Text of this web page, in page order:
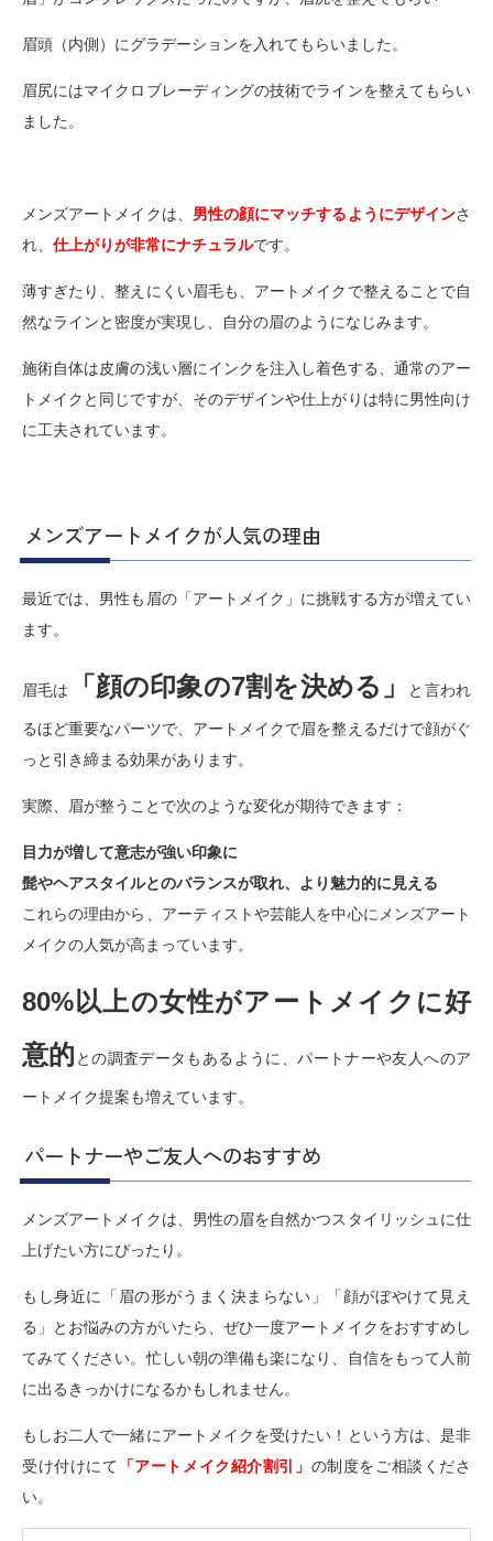
眉頭（内側）にグラデーションを入れてもらいました。
眉尻にはマイクロブレーディングの技術でラインを整えてもらい
ました。
メンズアートメイクは、 男性の顔にマッチするようにデザインさ
れ、 仕上がりが非常にナチュラルです。
薄すぎたり、整えにくい眉毛も、アートメイクで整えることで自
然なラインと密度が実現し、自分の眉のようになじみます。
施術自体は皮膚の浅い層にインクを注入し着色する、通常のアー
トメイクと同じですが、そのデザインや仕上がりは特に男性向け
に工夫されています。
メンズアートメイクが人気の理由
最近では、男性も眉の「アートメイク」に挑戦する方が増えてい
ます。
眉毛は 「顔の印象の7割を決める」 と言われ
るほど重要なパーツで、アートメイクで眉を整えるだけで顔がぐ
っと引き締まる効果があります。
実際、眉が整うことで次のような変化が期待できます：
目力が増して意志が強い印象に
髭やヘアスタイルとのバランスが取れ、より魅力的に見える
これらの理由から、アーティストや芸能人を中心にメンズアート
メイクの人気が高まっています。
80%以上の女性がアートメイクに好
意的 との調査データもあるように、パートナーや友人へのア
ートメイク提案も増えています。
パートナーやご友人へのおすすめ
メンズアートメイクは、男性の眉を自然かつスタイリッシュに仕
上げたい方にぴったり。
もし身近に「眉の形がうまく決まらない」「顔がぼやけて見え
る」とお悩みの方がいたら、ぜひ一度アートメイクをおすすめし
てみてください。忙しい朝の準備も楽になり、自信をもって人前
に出るきっかけになるかもしれません。
もしお二人で一緒にアートメイクを受けたい！という方は、是非
受け付けにて 「アートメイク紹介割引」 の制度をご相談くださ
い。